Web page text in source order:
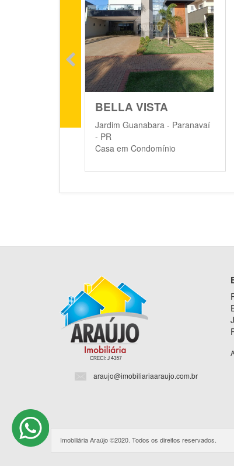
BELLA VISTA
Jardim Guanabara - Paranavaí
- PR
Casa em Condomínio
araujo@imobiliariaaraujo.com.br
Imobiliária Araújo ©2020. Todos os direitos reservados.